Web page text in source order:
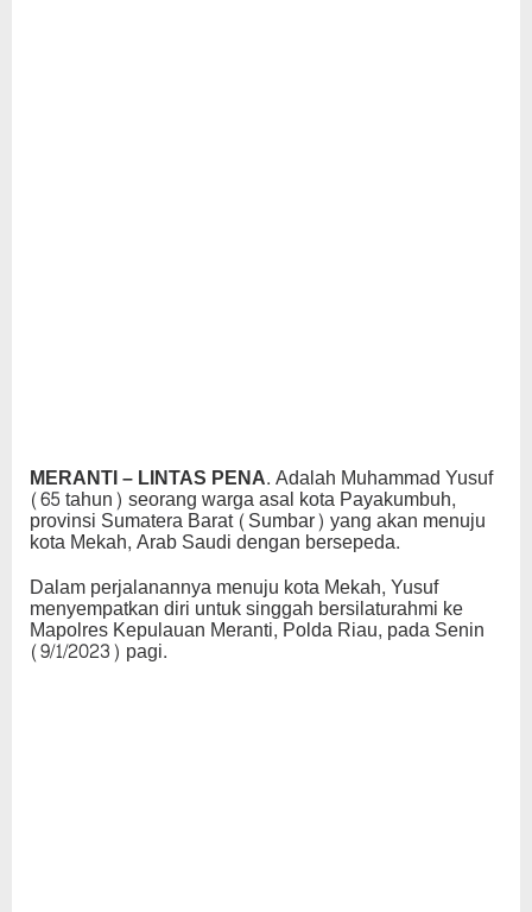
MERANTI – LINTAS PENA.Adalah Muhammad Yusuf
(65 tahun) seorang warga asal kota Payakumbuh,
provinsi Sumatera Barat (Sumbar) yang akan menuju
kota Mekah, Arab Saudi dengan bersepeda.
Dalam perjalanannya menuju kota Mekah, Yusuf
menyempatkan diri untuk singgah bersilaturahmi ke
Mapolres Kepulauan Meranti, Polda Riau, pada Senin
(9/1/2023) pagi.